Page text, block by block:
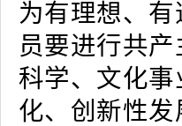
为有理想、
员要进行共
科学、文化
化、创新性